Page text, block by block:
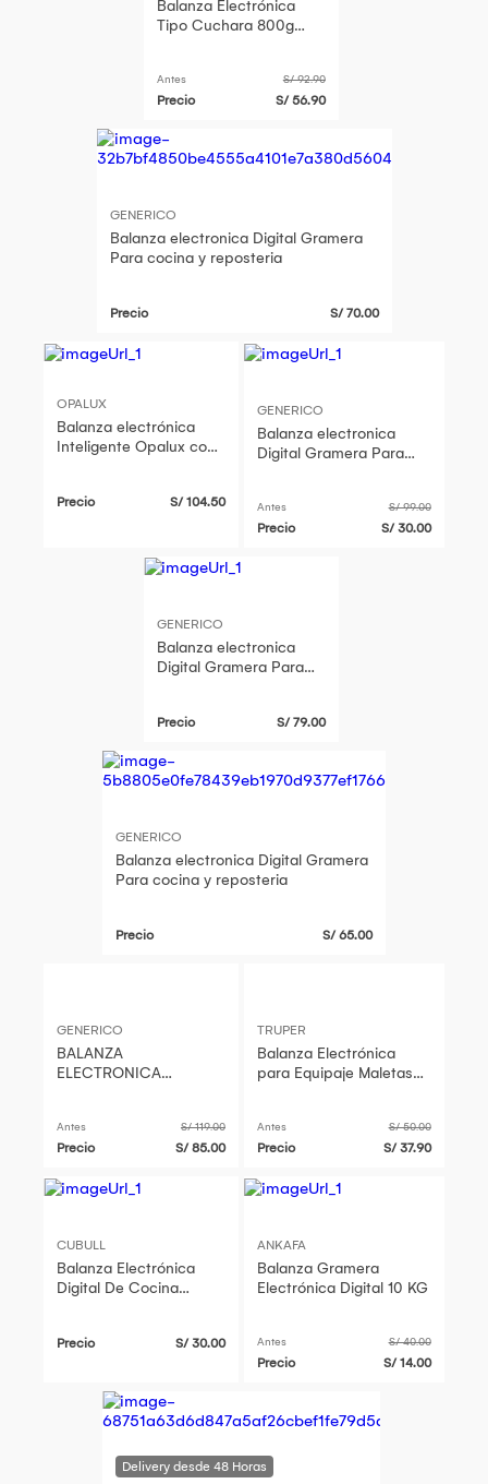
Balanza Electrónica
Tipo Cuchara 800g
Antes S/ 92.90
Precio S/ 56.90
GENERICO
Balanza electronica Digital Gramera
Para cocina y reposteria
Precio S/ 70.00
OPALUX
Balanza electrónica
Inteligente Opalux con
Precio S/ 104.50
GENERICO
Balanza electronica
Digital Gramera Para
Antes S/ 99.00
Precio S/ 30.00
GENERICO
Balanza electronica
Digital Gramera Para
Precio S/ 79.00
GENERICO
Balanza electronica Digital Gramera
Para cocina y reposteria
Precio S/ 65.00
GENERICO
BALANZA
ELECTRONICA
ACERO INOXIDABLE
Antes S/ 119.00
Precio S/ 85.00
TRUPER
Balanza Electrónica
para Equipaje Maletas
Antes S/ 50.00
Precio S/ 37.90
CUBULL
Balanza Electrónica
Digital De Cocina
Precio S/ 30.00
ANKAFA
Balanza Gramera
Electrónica Digital 10 KG
Antes S/ 40.00
Precio S/ 14.00